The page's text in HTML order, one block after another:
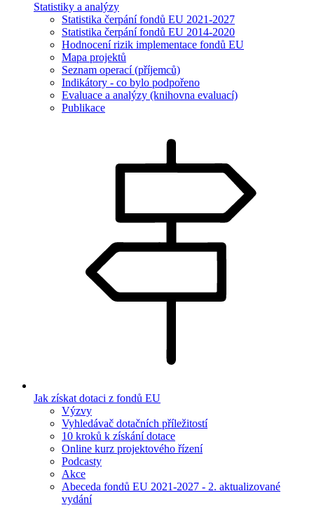
Statistiky a analýzy
Statistika čerpání fondů EU 2021-2027
Statistika čerpání fondů EU 2014-2020
Hodnocení rizik implementace fondů EU
Mapa projektů
Seznam operací (příjemců)
Indikátory - co bylo podpořeno
Evaluace a analýzy (knihovna evaluací)
Publikace
Jak získat dotaci z fondů EU
Výzvy
Vyhledávač dotačních příležitostí
10 kroků k získání dotace
Online kurz projektového řízení
Podcasty
Akce
Abeceda fondů EU 2021-2027 - 2. aktualizované
vydání